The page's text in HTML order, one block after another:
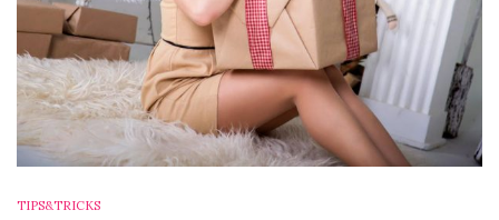
TIPS&TRICKS